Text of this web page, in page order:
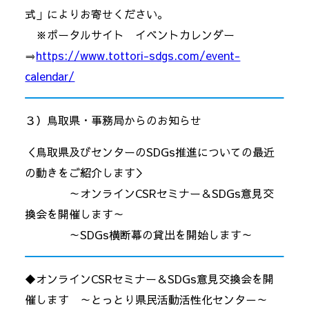
式」によりお寄せください。
※ポータルサイト イベントカレンダー
⇒https://www.tottori-sdgs.com/event-
calendar/
３）鳥取県・事務局からのお知らせ
＜鳥取県及びセンターのSDGs推進についての最近
の動きをご紹介します＞
～オンラインCSRセミナー＆SDGs意見交
換会を開催します～
～SDGs横断幕の貸出を開始します～
◆オンラインCSRセミナー＆SDGs意見交換会を開
催します ～とっとり県民活動活性化センタ－～